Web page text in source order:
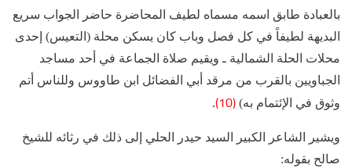
بالعبادة طابق اسمه مسماه لطيف المحاضرة حاضر الجواب سريع
البديهة لطيفاً في كل فصل وباب كان يسكن محلة (التعيس) إحدى
محلات الحلة الشمالية ـ ويقيم صلاة الجماعة في أحد مساجد
الجباويين بالقرب من مرقد أبي الفضائل ابن طاووس وللناس أتم
وثوق في الإئتمام به) (10)
.
ويشير الشاعر الكبير السيد حيدر الحلي إلى ذلك في رثائه للشيخ
صالح بقوله: